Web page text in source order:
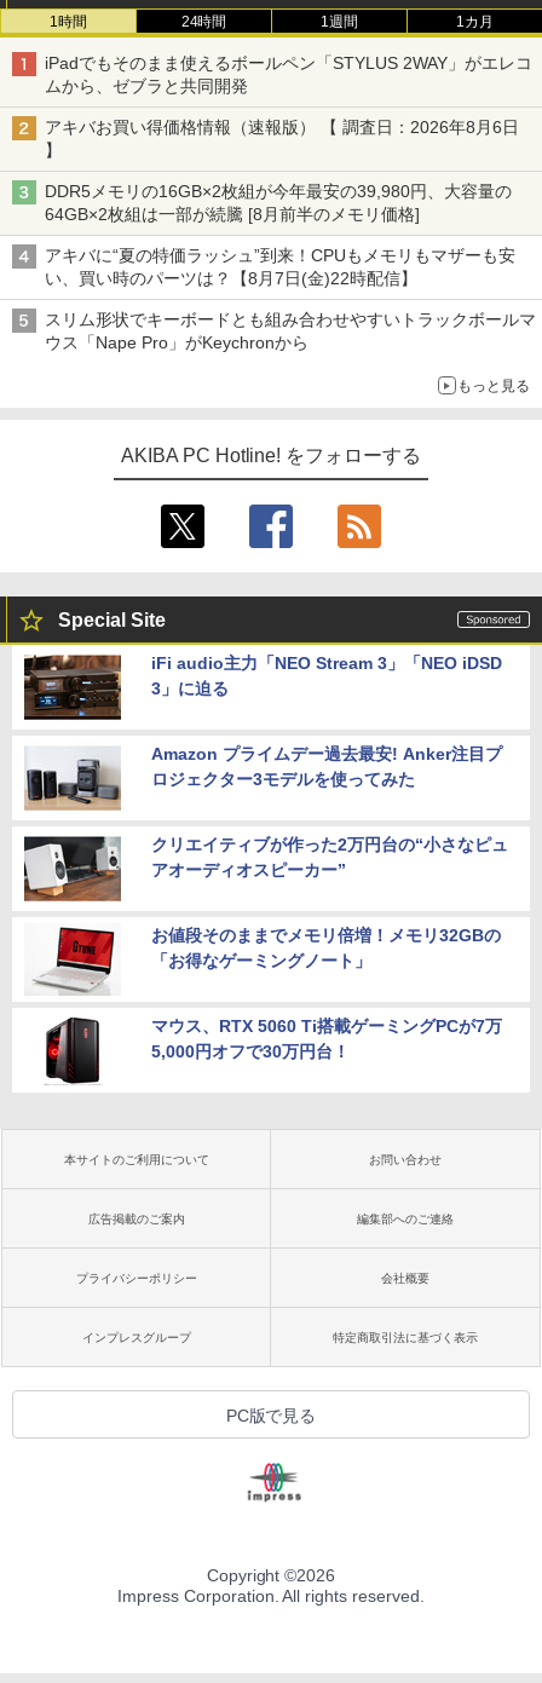
1時間 24時間 1週間 1カ月
iPadでもそのまま使えるボールペン「STYLUS 2WAY」がエレコ
ムから、ゼブラと共同開発
アキバお買い得価格情報（速報版） 【 調査日：2026年8月6日
】
DDR5メモリの16GB×2枚組が今年最安の39,980円、大容量の
64GB×2枚組は一部が続騰 [8月前半のメモリ価格]
アキバに“夏の特価ラッシュ”到来！CPUもメモリもマザーも安
い、買い時のパーツは？【8月7日(金)22時配信】
スリム形状でキーボードとも組み合わせやすいトラックボールマ
ウス「Nape Pro」がKeychronから
もっと見る
AKIBA PC Hotline! をフォローする
Special Site
iFi audio主力「NEO Stream 3」「NEO iDSD
3」に迫る
Amazon プライムデー過去最安! Anker注目プ
ロジェクター3モデルを使ってみた
クリエイティブが作った2万円台の“小さなピュ
アオーディオスピーカー”
お値段そのままでメモリ倍増！メモリ32GBの
「お得なゲーミングノート」
マウス、RTX 5060 Ti搭載ゲーミングPCが7万
5,000円オフで30万円台！
本サイトのご利用について お問い合わせ
広告掲載のご案内 編集部へのご連絡
プライバシーポリシー 会社概要
インプレスグループ 特定商取引法に基づく表示
PC版で見る
Copyright ©2026
Impress Corporation. All rights reserved.